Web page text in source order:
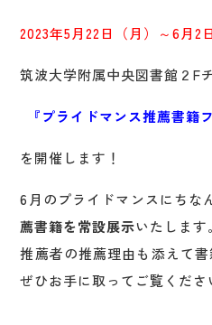
2023年5月22日（月）～6月2
筑波大学附属中央図書館２F
『プライドマンス推薦書籍フ
を開催します！
6月のプライドマンスにちな
薦書籍を常設展示いたします。
推薦者の推薦理由も添えて書
ぜひお手に取ってご覧くださ